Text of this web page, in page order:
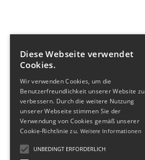
FOLGE UNS
FacebookInstagram
NEWSLETTER
E-Mail-Adresse
Diese Webseite verwendet
Cookies.
Wir verwenden Cookies, um die
Benutzerfreundlichkeit unserer Website zu
verbessern. Durch die weitere Nutzung
unserer Webseite stimmen Sie der
Verwendung von Cookies gemäß unserer
Cookie-Richtlinie zu. Weitere Informationen
UNBEDINGT ERFORDERLICH